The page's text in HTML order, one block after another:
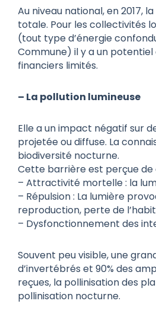
Au niveau national, en 2017,
totale. Pour les collectivités
(tout type d’énergie
Commune) il y a un potentiel
financiers limités.
– La pollution lumineuse
Elle a un impact négatif sur
projetée ou diffuse. La
biodiversité nocturne.
Cette barrière est perçue de
– Attractivité mortelle : la
– Répulsion : La lumière
reproduction, perte de
– Dysfonctionnement des
Souvent peu visible, une
d’invertébrés et 90% des
reçues, la pollinisation des
pollinisation nocturne.